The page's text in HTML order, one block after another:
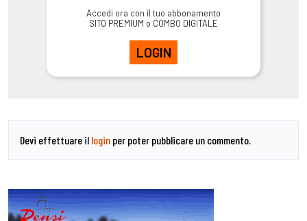
Accedi ora con il tuo abbonamento
SITO PREMIUM o COMBO DIGITALE
LOGIN
Devi effettuare il login per poter pubblicare un commento.